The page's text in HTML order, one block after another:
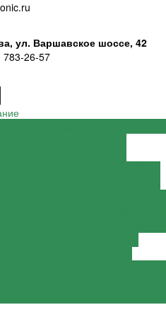
ул. Варшавское шоссе, 42
783-26-57